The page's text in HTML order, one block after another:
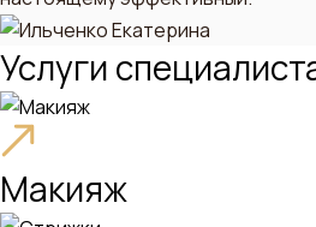
Услуги
Макияж